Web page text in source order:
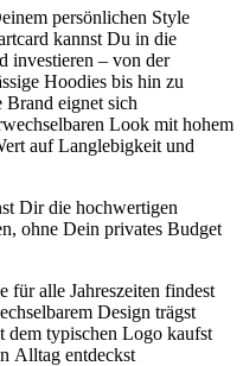
persönlichen Style
kannst Du in die
investieren – von der
Hoodies bis hin zu
Brand eignet sich
Look mit hohem
auf Langlebigkeit und
Dir die hochwertigen
ohne Dein privates Budget
für alle Jahreszeiten findest
Design trägst
dem typischen Logo kaufst
Alltag entdeckst